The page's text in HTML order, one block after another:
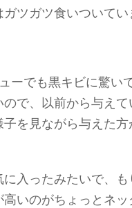
ガツガツ食いついてい
ーでも黒キビに驚い
で、
以前から与え
を見ながら与えた方
入ったみたいで、も
いのがちょっとネッ